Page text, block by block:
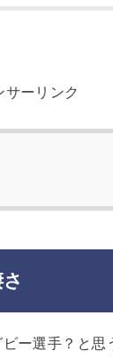
サーリンク
ー選手？と